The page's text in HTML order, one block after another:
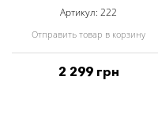
Артикул: 222
Отправить товар в корзину
2 299 грн